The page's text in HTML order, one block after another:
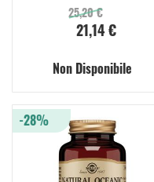
Antiossidante
25,20 €
21,14 €
Non Disponibile
-28%